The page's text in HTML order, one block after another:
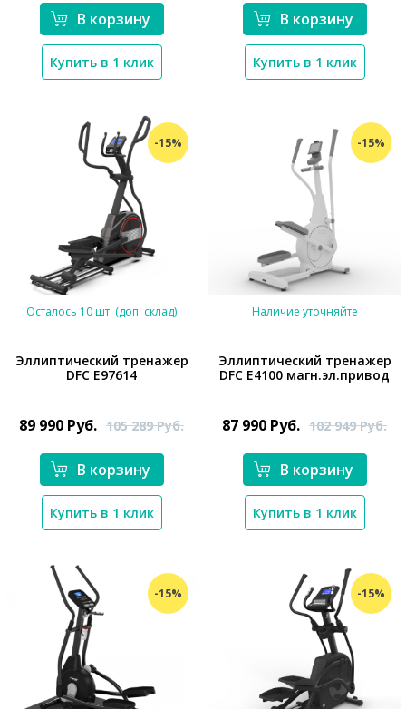
В корзину
Купить в 1 клик *}
В корзину
Купить в 1 клик
-15%
Осталось 10 шт. (доп. склад)
Эллиптический тренажер
DFC E97614
89 990 Руб. 105 289Руб.
В корзину
Купить в 1 клик
-15%
Наличие уточняйте
Эллиптический тренажер
DFC E4100 магн.эл.привод
87 990 Руб. 102 949Руб.
В корзину
Купить в 1 клик
-15% -15%